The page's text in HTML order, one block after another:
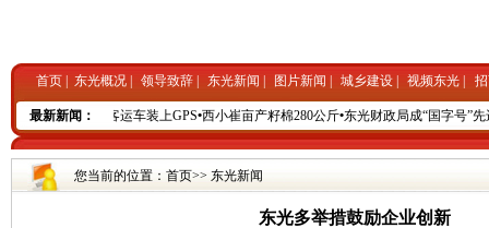
首页 东光概况 领导致辞 东光新闻 图片新闻 城乡建设 视频东光
最新新闻：
城市细节•东光客运车装上GPS•西小崔亩产籽棉280公斤•东光财政局成“国字号”先
您当前的位置： 首页>> 东光新闻
东光多举措鼓励企业创新